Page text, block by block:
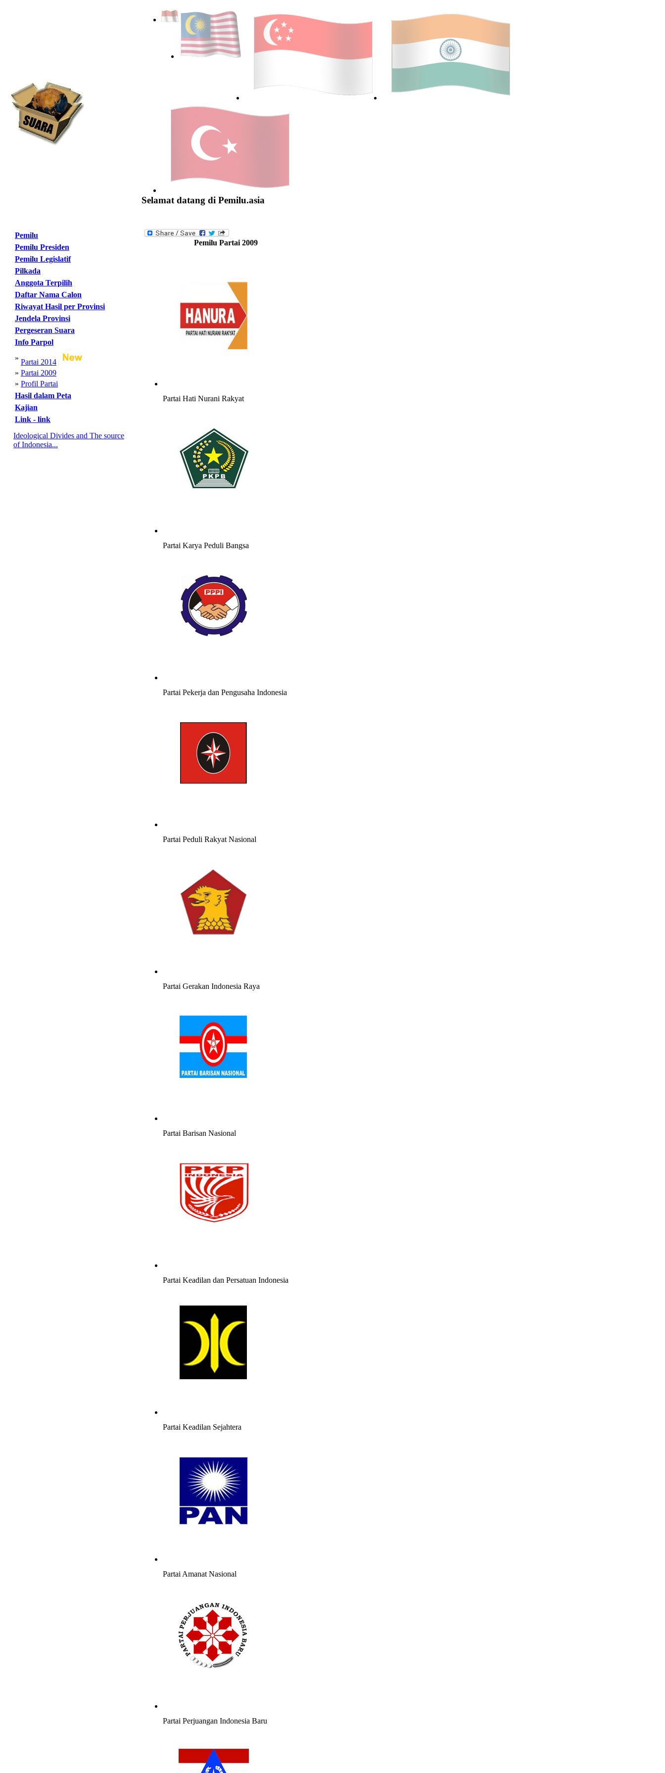
Selamat datang di Pemilu.asia
Pemilu
Pemilu Presiden
Pemilu Legislatif
Pilkada
Anggota Terpilih
Daftar Nama Calon
Riwayat Hasil per Provinsi
Jendela Provinsi
Pergeseran Suara
Info Parpol
» Partai 2014
» Partai 2009
» Profil Partai
Hasil dalam Peta
Kajian
Link - link
Ideological Divides and The source
of Indonesia...
Pemilu Partai 2009
Partai Hati Nurani Rakyat
Partai Karya Peduli Bangsa
Partai Pekerja dan Pengusaha Indonesia
Partai Peduli Rakyat Nasional
Partai Gerakan Indonesia Raya
Partai Barisan Nasional
Partai Keadilan dan Persatuan Indonesia
Partai Keadilan Sejahtera
Partai Amanat Nasional
Partai Perjuangan Indonesia Baru